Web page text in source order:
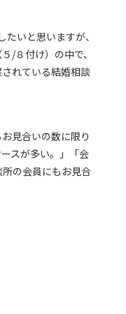
いと思いますが、
/８付け）の中で、
れている結婚相談
見合いの数に限り
スが多い。」「会
の会員にもお見合